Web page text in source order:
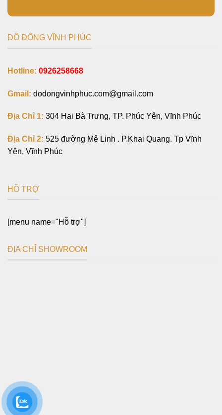
ĐỒ ĐỒNG VĨNH PHÚC
Hotline: 0926258668
Gmail: dodongvinhphuc.com@gmail.com
Địa Chỉ 1: 304 Hai Bà Trưng, TP. Phúc Yên, Vĩnh Phúc
Địa Chỉ 2: 525 đường Mê Linh . P.Khai Quang. Tp Vĩnh
Yên, Vĩnh Phúc
HỖ TRỢ
[menu name="Hỗ trợ"]
ĐỊA CHỈ SHOWROOM